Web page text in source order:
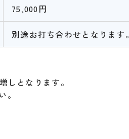
75,000円
別途お打ち合わせとなります。
しとなります。
。